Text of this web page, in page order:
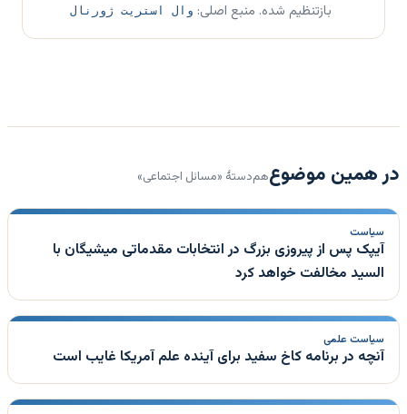
بازتنظیم شده. منبع اصلی: وال استریت ژورنال
در همین موضوعهم‌دستهٔ «مسائل اجتماعی»
سیاست
آیپک پس از پیروزی بزرگ در انتخابات مقدماتی میشیگان با
السید مخالفت خواهد کرد
سیاست علمی
آنچه در برنامه کاخ سفید برای آینده علم آمریکا غایب است